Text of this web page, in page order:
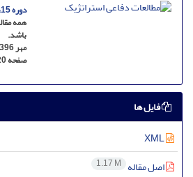
دوره 15، شماره 69 - شماره پیاپی 69
همه
باشد.
مهر 1396
صفحه
فایل ها
اصل مقاله 1.17 M